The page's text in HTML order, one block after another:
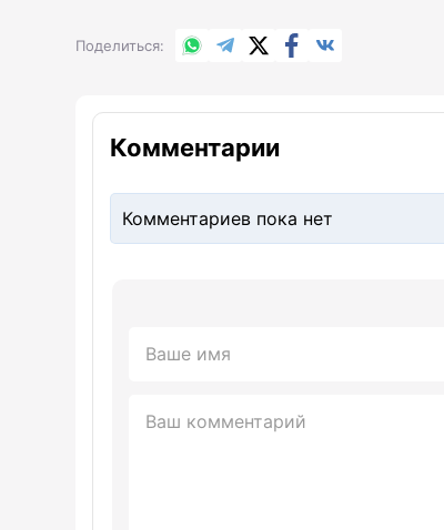
Поделиться WhatsApp
TelegramX.comFacebook
Комментарии
Комментариев пока нет